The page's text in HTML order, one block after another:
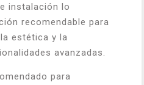
instalación lo
recomendable para
estética y la
avanzadas.
para